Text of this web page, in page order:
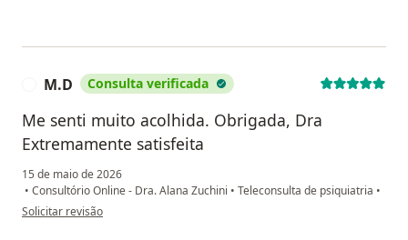
M.D Consulta verificada
Me senti muito acolhida. Obrigada, Dra
Extremamente satisfeita
15 de maio de 2026
• Consultório Online - Dra. Alana Zuchini • Teleconsulta de psiquiatria •
na opinião do utilizador M.D
Solicitar revisão